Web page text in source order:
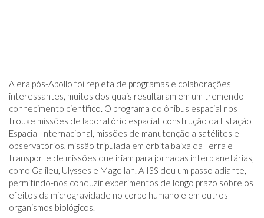
A era pós-Apollo foi repleta de programas e colaborações
interessantes, muitos dos quais resultaram em um tremendo
conhecimento científico. O programa do ônibus espacial nos
trouxe missões de laboratório espacial, construção da Estação
Espacial Internacional, missões de manutenção a satélites e
observatórios, missão tripulada em órbita baixa da Terra e
transporte de missões que iriam para jornadas interplanetárias,
como Galileu, Ulysses e Magellan. A ISS deu um passo adiante,
permitindo-nos conduzir experimentos de longo prazo sobre os
efeitos da microgravidade no corpo humano e em outros
organismos biológicos.